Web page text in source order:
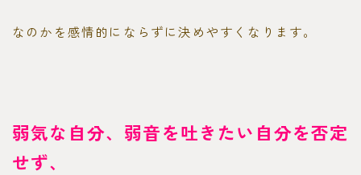
なのかを感情的にならずに決めやすくなります。
弱気な自分、弱音を吐きたい自分を否定
せず、